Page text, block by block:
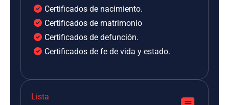
Certificados de nacimiento.
Certificados de matrimonio
Certificados de defunción.
Certificados de fe de vida y estado.
Lista